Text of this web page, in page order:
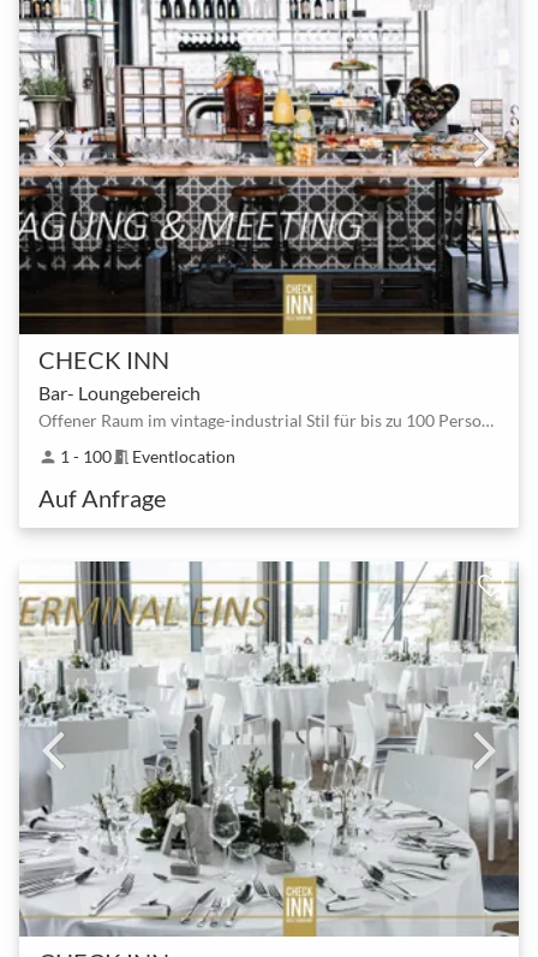
CHECK INN
Bar- Loungebereich
Offener Raum im vintage-industrial Stil für bis zu 100 Personen
person 1 - 100meeting_room Eventlocation
Auf Anfrage